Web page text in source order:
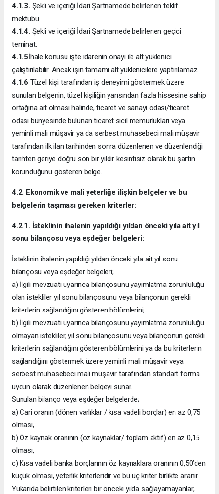
4.1.3. Şekli ve içeriği İdari Şartnamede belirlenen teklif
mektubu.
4.1.4. Şekli ve içeriği İdari Şartnamede belirlenen geçici
teminat.
4.1.5İhale konusu işte idarenin onayı ile alt yüklenici
çalıştırılabilir. Ancak işin tamamı alt yüklenicilere yaptırılamaz.
4.1.6 Tüzel kişi tarafından iş deneyimi göstermek üzere
sunulan belgenin, tüzel kişiliğin yarısından fazla hissesine sahip
ortağına ait olması halinde, ticaret ve sanayi odası/ticaret
odası bünyesinde bulunan ticaret sicil memurlukları veya
yeminli mali müşavir ya da serbest muhasebeci mali müşavir
tarafından ilk ilan tarihinden sonra düzenlenen ve düzenlendiği
tarihten geriye doğru son bir yıldır kesintisiz olarak bu şartın
korunduğunu gösteren belge.
4.2. Ekonomik ve mali yeterliğe ilişkin belgeler ve bu
belgelerin taşıması gereken kriterler:
4.2.1. İsteklinin ihalenin yapıldığı yıldan önceki yıla ait yıl
sonu bilançosu veya eşdeğer belgeleri:
İsteklinin ihalenin yapıldığı yıldan önceki yıla ait yıl sonu
bilançosu veya eşdeğer belgeleri;
a) İlgili mevzuatı uyarınca bilançosunu yayımlatma zorunluluğu
olan istekliler yıl sonu bilançosunu veya bilançonun gerekli
kriterlerin sağlandığını gösteren bölümlerini,
b) İlgili mevzuatı uyarınca bilançosunu yayımlatma zorunluluğu
olmayan istekliler, yıl sonu bilançosunu veya bilançonun gerekli
kriterlerin sağlandığını gösteren bölümlerini ya da bu kriterlerin
sağlandığını göstermek üzere yeminli mali müşavir veya
serbest muhasebeci mali müşavir tarafından standart forma
uygun olarak düzenlenen belgeyi sunar.
Sunulan bilanço veya eşdeğer belgelerde;
a) Cari oranın (dönen varlıklar / kısa vadeli borçlar) en az 0,75
olması,
b) Öz kaynak oranının (öz kaynaklar/ toplam aktif) en az 0,15
olması,
c) Kısa vadeli banka borçlarının öz kaynaklara oranının 0,50’den
küçük olması, yeterlik kriterleridir ve bu üç kriter birlikte aranır.
Yukarıda belirtilen kriterleri bir önceki yılda sağlayamayanlar,